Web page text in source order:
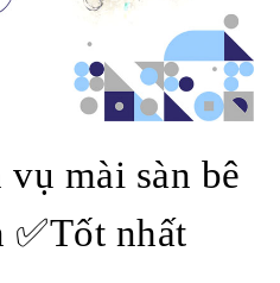
mài sàn bê
nhất